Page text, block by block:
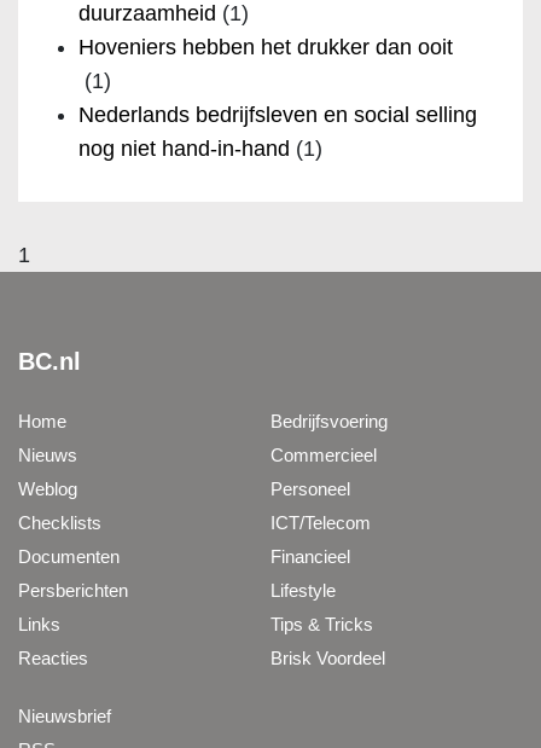
duurzaamheid (1)
Hoveniers hebben het drukker dan ooit
(1)
Nederlands bedrijfsleven en social selling
nog niet hand-in-hand (1)
1
BC.nl
Home
Nieuws
Weblog
Checklists
Documenten
Persberichten
Links
Reacties
Bedrijfsvoering
Commercieel
Personeel
ICT/Telecom
Financieel
Lifestyle
Tips & Tricks
Brisk Voordeel
Nieuwsbrief